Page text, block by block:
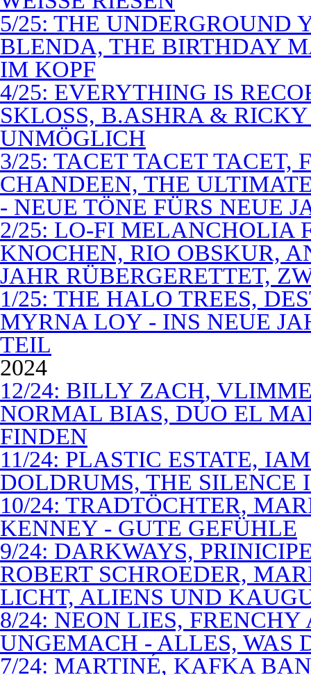
5/25: THE UNDERGROUND
BLENDA, THE BIRTHDAY
IM KOPF
4/25: EVERYTHING IS
SKLOSS, B.ASHRA &
UNMÖGLICH
3/25: TACET TACET TACET,
CHANDEEN, THE
- NEUE TÖNE FÜRS NEUE
2/25: LO-FI MELANCHOLIA
KNOCHEN, RIO OBSKUR,
JAHR RÜBERGERETTET,
1/25: THE HALO TREES,
MYRNA LOY - INS NEUE
TEIL
2024
12/24: BILLY ZACH,
NORMAL BIAS, DÚO EL
FINDEN
11/24: PLASTIC ESTATE,
DOLDRUMS, THE SILENCE
10/24: TRADTÖCHTER,
KENNEY - GUTE GEFÜHLE
9/24: DARKWAYS,
ROBERT SCHROEDER,
LICHT, ALIENS UND
8/24: NEON LIES,
UNGEMACH - ALLES, WAS
7/24: MARTINÉ, KAFKA